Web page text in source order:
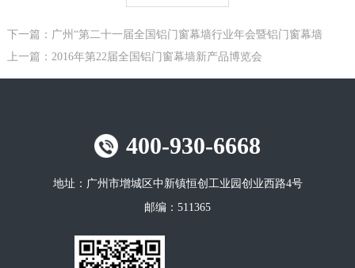
下一篇：广州“第二十一届全国铝门窗幕墙行业年会暨铝门窗幕墙
上一篇：2016年第22届全国铝门窗幕墙新产品博览会
400-930-6668
地址： 广州市增城区中新镇恒创工业园创业西路4号
邮编： 511365